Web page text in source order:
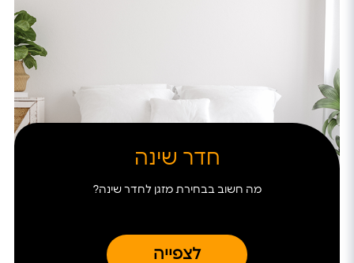
חדר שינה
מה חשוב בבחירת מזגן לחדר שינה?
לצפייה